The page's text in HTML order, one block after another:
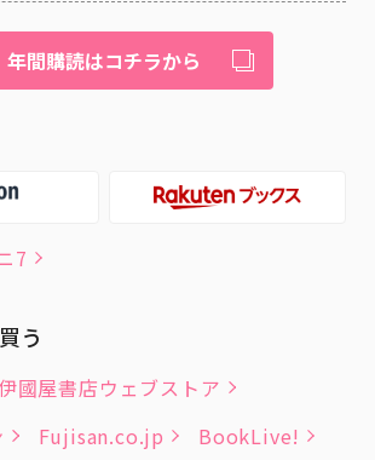
年間購読はコチラから
7
う
國屋書店ウェブストア
Fujisan.co.jp
BookLive!